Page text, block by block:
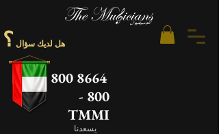
هل لديك سؤال ؟
800 8664
- 800
TMMI
يسعدنا